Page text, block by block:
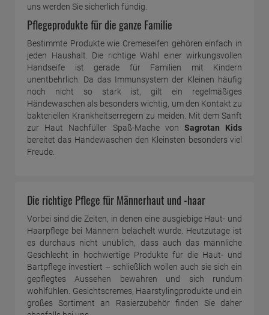
uns werden Sie sicherlich fündig.
Pflegeprodukte für die ganze Familie
Bestimmte Produkte wie Cremeseifen gehören einfach in
jeden Haushalt. Die richtige Wahl einer wirkungsvollen
Handseife ist gerade für Familien mit Kindern
unentbehrlich. Da das Immunsystem der Kleinen häufig
noch nicht so stark ist, gilt ein regelmäßiges
Händewaschen als besonders wichtig, um den Kontakt zu
bakteriellen Krankheitserregern zu meiden. Mit dem Sanft
zur Haut Nachfüller Spaß-Mache von Sagrotan Kids
bereitet das Händewaschen den Kleinsten besonders viel
Freude.
Die richtige Pflege für Männerhaut und -haar
Vorbei sind die Zeiten, in denen eine ausgiebige Haut- und
Haarpflege bei Männern belächelt wurde. Heutzutage ist
es durchaus nicht unüblich, dass auch das männliche
Geschlecht in hochwertige Produkte für die Haut- und
Bartpflege investiert – schließlich wollen auch sie sich ein
gepflegtes Aussehen bewahren und sich rundum
wohlfühlen. Gesichtscremes, Haarstylingprodukte und ein
großes Sortiment an Rasierzubehör finden Sie daher